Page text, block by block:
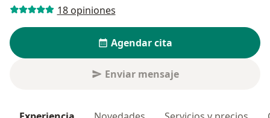
18 opiniones
Agendar cita
Enviar mensaje